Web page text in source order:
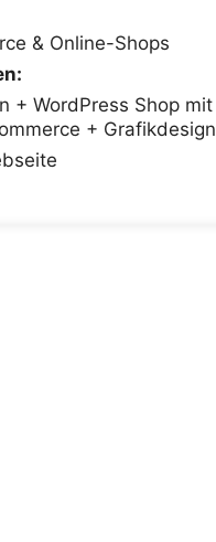
& Online-Shops
+ WordPress Shop mit
+ Grafikdesign